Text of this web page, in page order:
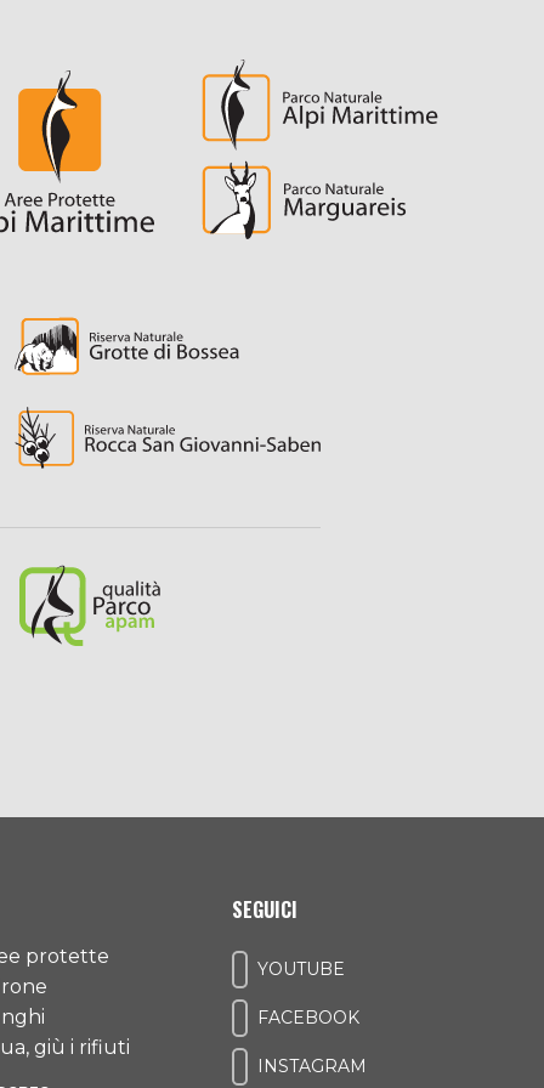
protette
giù i rifiuti
SEGUICI
YOUTUBE
FACEBOOK
INSTAGRAM